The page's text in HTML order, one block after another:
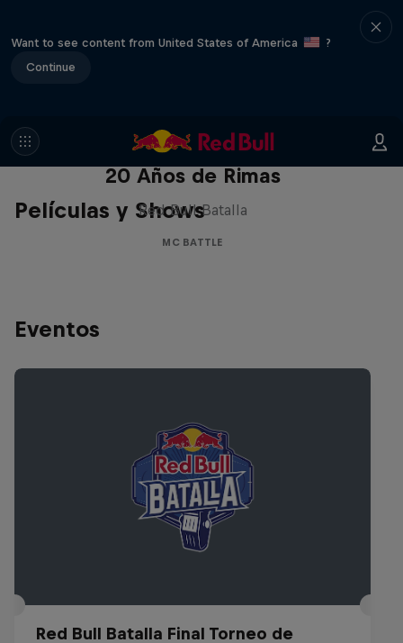
Want to see content from United States of America
?
Continue
Películas y Shows
Red Bull Batalla Nueva Historia:
20 Años de Rimas
Red Bull Batalla
MC BATTLE
Eventos
Red Bull Batalla Final Torneo de